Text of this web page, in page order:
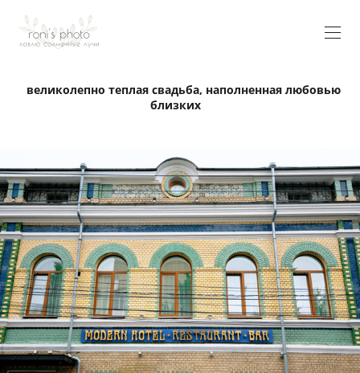
великолепно теплая свадьба, наполненная любовью
близких